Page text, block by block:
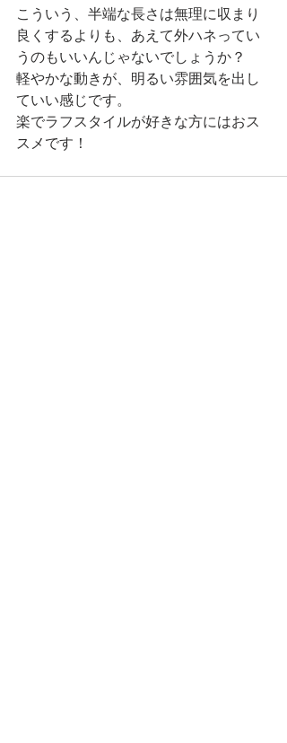
こういう、半端な長さは無理に収まり
良くするよりも、あえて外ハネってい
うのもいいんじゃないでしょうか？
軽やかな動きが、明るい雰囲気を出し
ていい感じです。
楽でラフスタイルが好きな方にはおス
スメです！